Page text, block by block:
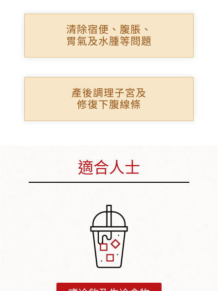
清除宿便、腹脹、
胃氣及水腫等問題
產後調理子宮及
修復下腹線條
適合人士